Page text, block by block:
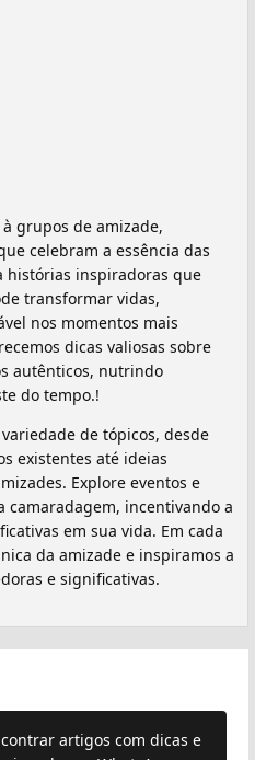
grupos de amizade,
celebram a essência das
histórias inspiradoras que
transformar vidas,
nos momentos mais
dicas valiosas sobre
autênticos, nutrindo
do tempo.!
de tópicos, desde
existentes até ideias
Explore eventos e
camaradagem, incentivando a
em sua vida. Em cada
da amizade e inspiramos a
e significativas.
artigos com dicas e